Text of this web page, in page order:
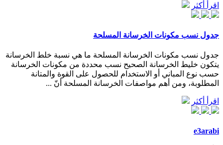
اقرأ أكثر
جدول نسب مكونات الخرسانة المسلحة
جدول نسب مكونات الخرسانة المسلحة ما هي نسبة خلط الخرسانة
يتكون خليط الخرسانة الصحيح نسب محددة من مكونات الخرسانة
حسب نوع المباني أو الاستخدام للحصول على القوة والمتانة
المطلوبة، ومن أهم مواصفات الخرسانة المسلحة أنّ ...
اقرأ أكثر
e3arabi